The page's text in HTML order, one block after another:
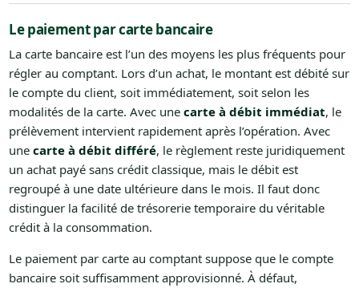
Le paiement par carte bancaire
La carte bancaire est l’un des moyens les plus fréquents pour
régler au comptant. Lors d’un achat, le montant est débité sur
le compte du client, soit immédiatement, soit selon les
modalités de la carte. Avec une carte à débit immédiat, le
prélèvement intervient rapidement après l’opération. Avec
une carte à débit différé, le règlement reste juridiquement
un achat payé sans crédit classique, mais le débit est
regroupé à une date ultérieure dans le mois. Il faut donc
distinguer la facilité de trésorerie temporaire du véritable
crédit à la consommation.
Le paiement par carte au comptant suppose que le compte
bancaire soit suffisamment approvisionné. À défaut,